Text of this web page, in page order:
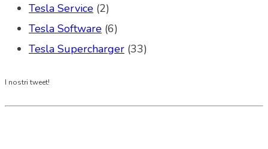
Tesla Service (2)
Tesla Software (6)
Tesla Supercharger (33)
I nostri tweet!